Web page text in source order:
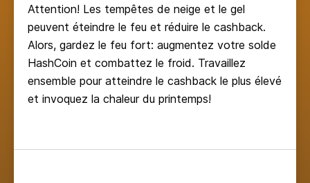
Attention! Les tempêtes de neige et le gel
peuvent éteindre le feu et réduire le cashback.
Alors, gardez le feu fort: augmentez votre solde
HashCoin et combattez le froid. Travaillez
ensemble pour atteindre le cashback le plus élevé
et invoquez la chaleur du printemps!